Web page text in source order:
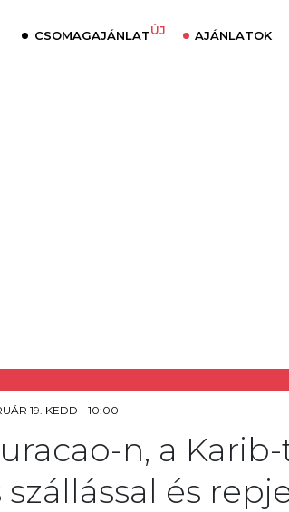
CSOMAGAJÁNLATÚJ AJÁNLATOK
19. KEDD - 10:00
n, a
és